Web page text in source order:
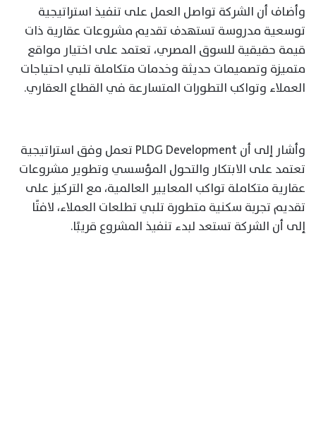
وأضاف أن الشركة تواصل العمل على تنفيذ استراتيجية
توسعية مدروسة تستهدف تقديم مشروعات عقارية ذات
قيمة حقيقية للسوق المصري، تعتمد على اختيار مواقع
متميزة وتصميمات حديثة وخدمات متكاملة تلبي احتياجات
العملاء وتواكب التطورات المتسارعة في القطاع العقاري.
وأشار إلى أن PLDG Development تعمل وفق استراتيجية
تعتمد على الابتكار والتحول المؤسسي وتطوير مشروعات
عقارية متكاملة تواكب المعايير العالمية، مع التركيز على
تقديم تجربة سكنية متطورة تلبي تطلعات العملاء، لافتًا
إلى أن الشركة تستعد لبدء تنفيذ المشروع قريبًا.